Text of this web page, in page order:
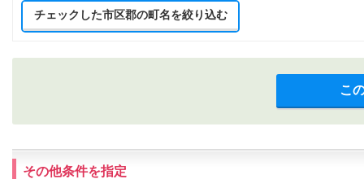
チェックした市区郡の町名を絞り込む
こ
その他条件を指定